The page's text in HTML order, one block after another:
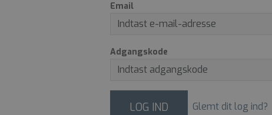
Email
Adgangskode
LOG IND Glemt dit log ind?